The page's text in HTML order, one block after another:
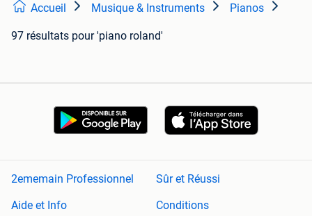
Accueil Musique & Instruments Pianos
97 résultats pour 'piano roland'
2ememain Professionnel
Sûr et Réussi
Aide et Info
Conditions